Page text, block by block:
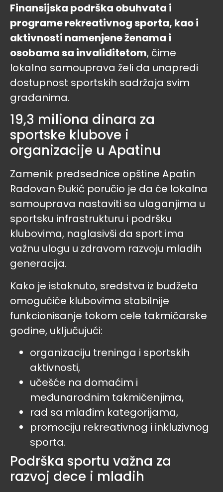
Finansijska podrška obuhvata i
programe rekreativnog sporta, kao i
aktivnosti namenjene ženama i
osobama sa invaliditetom, čime
lokalna samouprava želi da unapredi
dostupnost sportskih sadržaja svim
građanima.
19,3 miliona dinara za
sportske klubove i
organizacije u Apatinu
Zamenik predsednice opštine Apatin
Radovan Đukić poručio je da će lokalna
samouprava nastaviti sa ulaganjima u
sportsku infrastrukturu i podršku
klubovima, naglasivši da sport ima
važnu ulogu u zdravom razvoju mladih
generacija.
Kako je istaknuto, sredstva iz budžeta
omogućiće klubovima stabilnije
funkcionisanje tokom cele takmičarske
godine, uključujući:
organizaciju treninga i sportskih
aktivnosti,
učešće na domaćim i
međunarodnim takmičenjima,
rad sa mlađim kategorijama,
promociju rekreativnog i inkluzivnog
sporta.
Podrška sportu važna za
razvoj dece i mladih